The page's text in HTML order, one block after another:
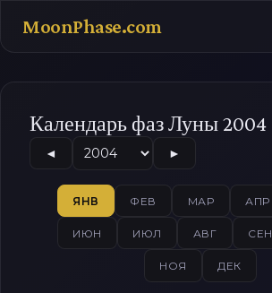
MoonPhase.com
Календарь фаз Луны 2004
◄ ►
ЯНВ ФЕВ МАР АПР
ИЮН ИЮЛ АВГ СЕН
НОЯ ДЕК